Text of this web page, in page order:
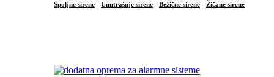
Spoljne sirene - Unutrašnje sirene - Bežične sirene - Žičane sirene